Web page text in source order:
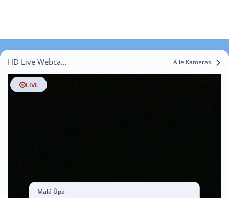
HD Live Webcams Jeżów Alle Kameras
LIVE
Malá Úpa